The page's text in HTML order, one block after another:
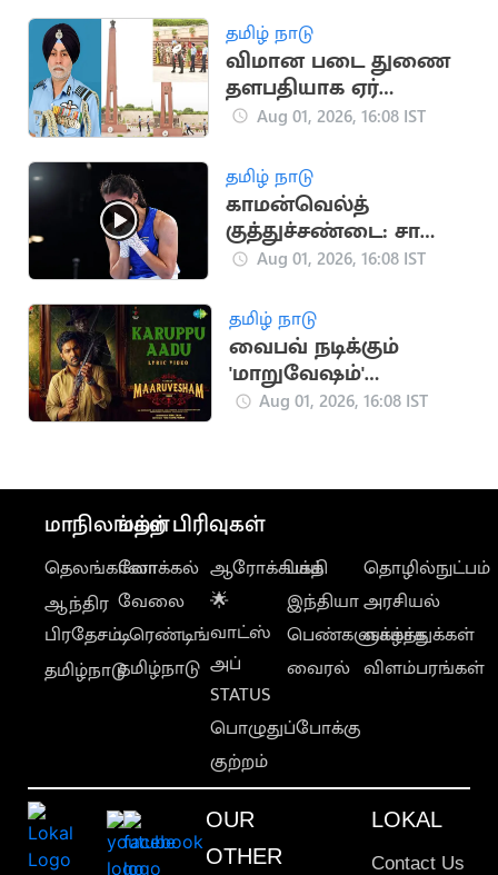
தமிழ் நாடு
விமான படை துணை
தளபதியாக ஏர்
மார்ஷல் தேஜ்பால் சிங்
Aug 01, 2026, 16:08 IST
தமிழ் நாடு
காமன்வெல்த்
குத்துச்சண்டை: சாக்ஷி
சவுத்ரி தங்கம் வென்று
Aug 01, 2026, 16:08 IST
தமிழ் நாடு
வைபவ் நடிக்கும்
'மாறுவேஷம்'
திரைப்படத்தின் 'கருப்பு
Aug 01, 2026, 16:08 IST
மாநிலங்கள்
தெலங்கானா
ஆந்திர
பிரதேசம்
தமிழ்நாடு
மற்ற பிரிவுகள்
லோக்கல்
வேலை
டிரெண்டிங்
தமிழ்நாடு
ஆரோக்கியம்
🌟
வாட்ஸ்
அப்
STATUS
பொழுதுப்போக்கு
குற்றம்
பக்தி
இந்தியா
பெண்களுக்காக
வைரல்
தொழில்நுட்பம்
அரசியல்
வாழ்த்துக்கள்
விளம்பரங்கள்
OUR
OTHER
LOKAL
Contact Us